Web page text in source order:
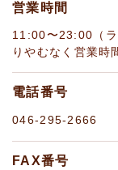
営業時間
11:00〜23:00（ラ
りやむなく営業時
電話番号
046-295-2666
FAX番号